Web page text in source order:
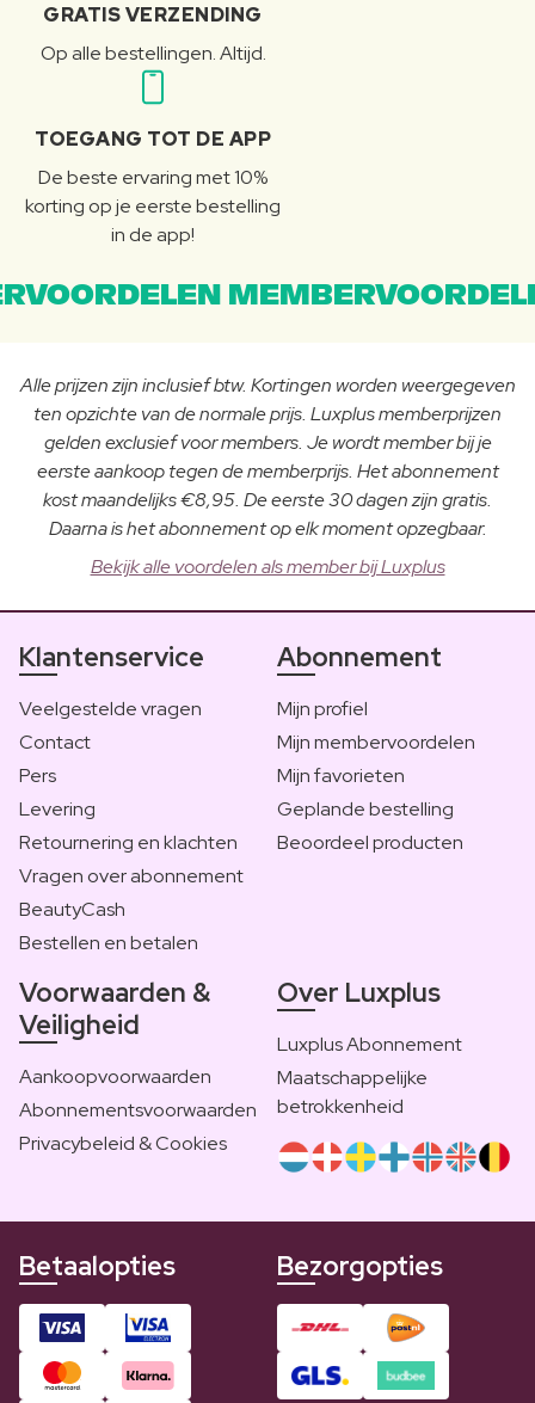
GRATIS VERZENDING
Op alle bestellingen. Altijd.
TOEGANG TOT DE APP
De beste ervaring met 10%
korting op je eerste bestelling
in de app!
Alle prijzen zijn inclusief btw. Kortingen worden weergegeven
ten opzichte van de normale prijs. Luxplus memberprijzen
gelden exclusief voor members. Je wordt member bij je
eerste aankoop tegen de memberprijs. Het abonnement
kost maandelijks €8,95. De eerste 30 dagen zijn gratis.
Daarna is het abonnement op elk moment opzegbaar.
Bekijk alle voordelen als member bij Luxplus
Klantenservice
Veelgestelde vragen
Contact
Pers
Levering
Retournering en klachten
Vragen over abonnement
BeautyCash
Bestellen en betalen
Abonnement
Mijn profiel
Mijn membervoordelen
Mijn favorieten
Geplande bestelling
Beoordeel producten
Voorwaarden &
Veiligheid
Aankoopvoorwaarden
Abonnementsvoorwaarden
Privacybeleid & Cookies
Over Luxplus
Luxplus Abonnement
Maatschappelijke
betrokkenheid
Betaalopties Bezorgopties